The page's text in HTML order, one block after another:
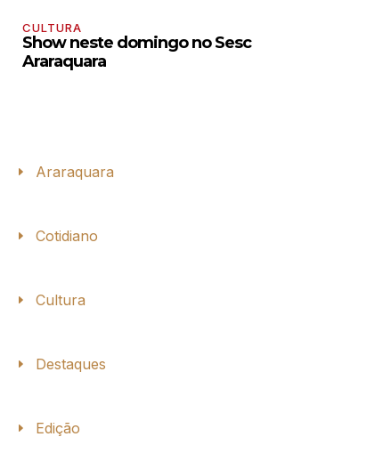
CULTURA
Show neste domingo no Sesc
Araraquara
Araraquara
Cotidiano
Cultura
Destaques
Edição